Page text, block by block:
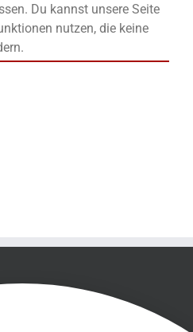
Du kannst unsere Seite
nutzen, die keine